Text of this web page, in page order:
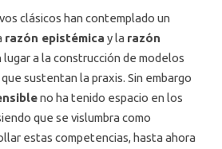
clásicos han contemplado un
razón epistémica y la razón
lugar a la construcción de modelos
sustentan la praxis. Sin embargo
no ha tenido espacio en los
que se vislumbra como
estas competencias, hasta ahora